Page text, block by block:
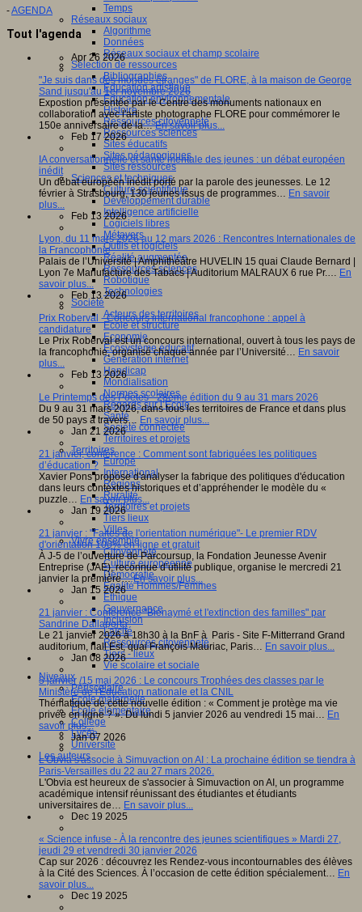
Temps
Réseaux sociaux
Algorithme
Données
Réseaux sociaux et champ scolaire
Sélection de ressources
Bibliographies
Education artistique
Education environnementale
Histoire
Ressources citoyenneté
Ressources sciences
Sites éducatifs
Sites pédagogiques
Sites ressources
Sciences et techniques
Culture scientifique
Développement durable
Intelligence artificielle
Logiciels libres
Métavers
Outils et logiciels
Réalité augmentée
Ressources sciences
Robotique
Technologies
Société
Acteurs des territoires
Ecole et structure
Economie
Ecosystème éducatif
Génération internet
Handicap
Mondialisation
Normes scolaires
Regards sur l’Ecole
Santé
Société connectée
Territoires et projets
Territoires
Europe
International
Régions
Ruralité
Territoires et projets
Tiers lieux
Villes
Vivre ensemble
Citoyenneté
Culture européenne
Démocratie
Egalité Hommes/Femmes
Ethique
Gouvernance
Inclusion
Laïcité
Ressources citoyenneté
Tiers - lieux
Vie scolaire et sociale
Niveaux
Périscolaire
Ecole maternelle
Ecole élémentaire
Collège
Lycée
Université
Les auteurs
-AGENDA
Tout l'agenda
Apr 26 2026
"Je suis dans des mondes étranges" de FLORE, à la maison de George
Sand jusqu'au 1er novembre 2026
Expostion présentée par le Centre des monuments nationaux en
collaboration avec l'artiste photographe FLORE pour commémorer le
150e anniversaire de la…En savoir plus...
Feb 17 2026
IA conversationnelle et santé mentale des jeunes : un débat européen
inédit
Un débat européen inédit porté par la parole des jeunesses. Le 12
février à Strasbourg, 130 jeunes issus de programmes… En savoir
plus...
Feb 13 2026
Lyon, du 11 mars 2026 au 12 mars 2026 : Rencontres Internationales de
la Francophonie
Palais de l’Université | Amphithéâtre HUVELIN 15 quai Claude Bernard |
Lyon 7e Manufacture des Tabacs | Auditorium MALRAUX 6 rue Pr.… En
savoir plus...
Feb 13 2026
Prix Roberval - Concours international francophone : appel à
candidature
Le Prix Roberval est un concours international, ouvert à tous les pays de
la francophonie, organisé chaque année par l’Université… En savoir
plus...
Feb 13 2026
Le Printemps des Poètes - 28ème édition du 9 au 31 mars 2026
Du 9 au 31 mars 2026, dans tous les territoires de France et dans plus
de 50 pays à travers… En savoir plus...
Jan 21 2026
21 janvier, conférence : Comment sont fabriquées les politiques
d’éducation ?
Xavier Pons propose d'analyser la fabrique des politiques d'éducation
dans leurs contextes historiques et d’appréhender le modèle du «
puzzle… En savoir plus...
Jan 19 2026
21 janvier : "Faites de l'orientation numérique"- Le premier RDV
d'orientation 100% en ligne et gratuit
À J-5 de l’ouverture de Parcoursup, la Fondation Jeunesse Avenir
Entreprise (JAE), reconnue d’utilité publique, organise le mercredi 21
janvier la première…En savoir plus...
Jan 15 2026
21 janvier : Conférence "Bienaymé et l'extinction des familles" par
Sandrine Dallaporta
Le 21 janvier 2026 à 18h30 à la BnF à Paris - Site F-Mitterrand Grand
auditorium, hall Est, quai François Mauriac, Paris… En savoir plus...
Jan 08 2026
5 janvier /15 mai 2026 : Le concours Trophées des classes par le
Ministère de l'Éducation nationale et la CNIL
Thématique de cette nouvelle édition : « Comment je protège ma vie
privée en ligne ? ». Du lundi 5 janvier 2026 au vendredi 15 mai… En
savoir plus...
Jan 07 2026
L'Obvia s'associe à Simuvaction on AI : La prochaine édition se tiendra à
Paris-Versailles du 22 au 27 mars 2026.
L'Obvia est heureux de s'associer à Simuvaction on AI, un programme
académique intensif réunissant des étudiantes et étudiants
universitaires de… En savoir plus...
Dec 19 2025
« Science infuse - À la rencontre des jeunes scientifiques » Mardi 27,
jeudi 29 et vendredi 30 janvier 2026
Cap sur 2026 : découvrez les Rendez-vous incontournables des élèves
à la Cité des Sciences. À l’occasion de cette édition spécialement… En
savoir plus...
Dec 19 2025